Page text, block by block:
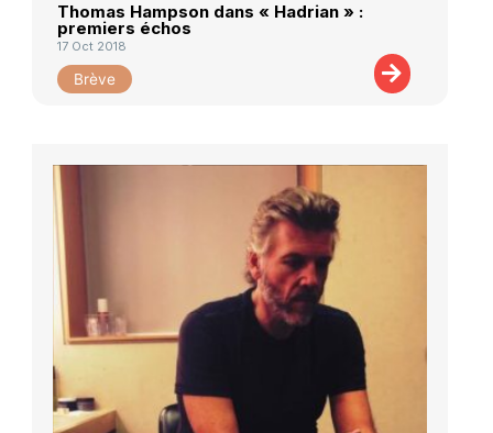
Thomas Hampson dans « Hadrian » :
premiers échos
17 Oct 2018
Brève